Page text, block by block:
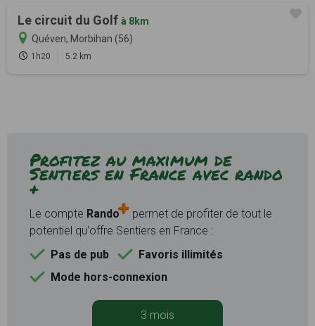
Le circuit du Golf à 8km
Quéven, Morbihan (56)
1h20 5.2 km
Profitez au maximum de
Sentiers en France avec rando
+
Le compte Rando
permet de profiter de tout le
potentiel qu'offre Sentiers en France :
Pas de pub
Favoris illimités
Mode hors-connexion
3 mois